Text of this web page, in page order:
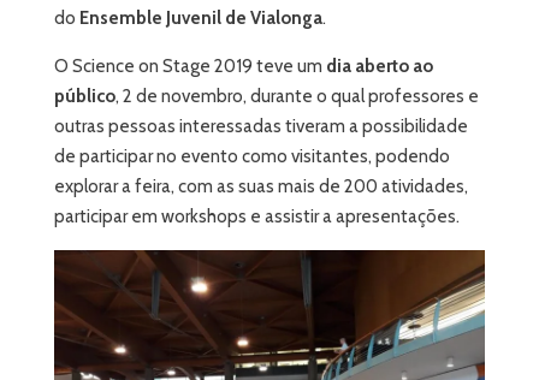
do Ensemble Juvenil de Vialonga.
O Science on Stage 2019 teve um dia aberto ao
público, 2 de novembro, durante o qual professores e
outras pessoas interessadas tiveram a possibilidade
de participar no evento como visitantes, podendo
explorar a feira, com as suas mais de 200 atividades,
participar em workshops e assistir a apresentações.